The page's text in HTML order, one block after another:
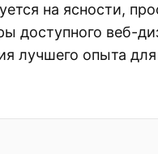
на ясности,
доступного веб-
лучшего опыта для